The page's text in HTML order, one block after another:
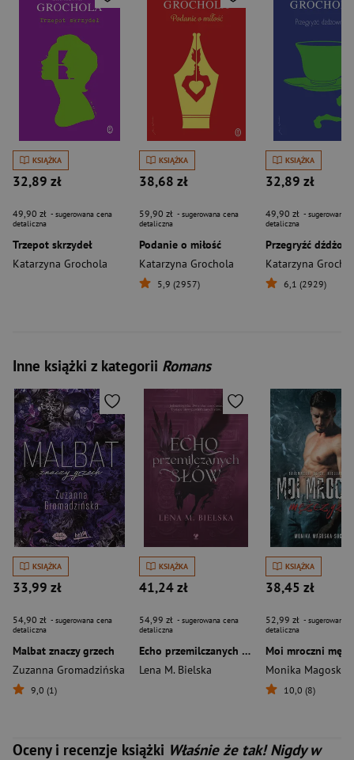
KSIĄŻKA
32,89 zł
49,90 zł - sugerowana cena
detaliczna
Trzepot skrzydeł
Katarzyna Grochola
KSIĄŻKA
38,68 zł
59,90 zł - sugerowana cena
detaliczna
Podanie o miłość
Katarzyna Grochola
5,9 (2957)
KSIĄŻKA
32,89 zł
49,90 zł - sugerowana
detaliczna
Przegryźć
Katarzyna
6,1 (2929)
Inne książki z kategorii Romans
KSIĄŻKA
33,99 zł
54,90 zł - sugerowana cena
detaliczna
Malbat znaczy grzech
Zuzanna Gromadzińska
9,0 (1)
KSIĄŻKA
41,24 zł
54,99 zł - sugerowana cena
detaliczna
Echo przemilczanych słów
Lena M. Bielska
KSIĄŻKA
38,45 zł
52,99 zł - sugerowana
detaliczna
Moi mroczni
10,0 (8)
Oceny i recenzje książki Właśnie że tak! Nigdy w